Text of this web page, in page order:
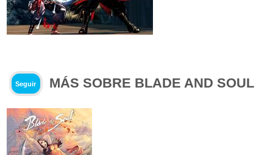
Seguir MÁS SOBRE BLADE AND SOUL